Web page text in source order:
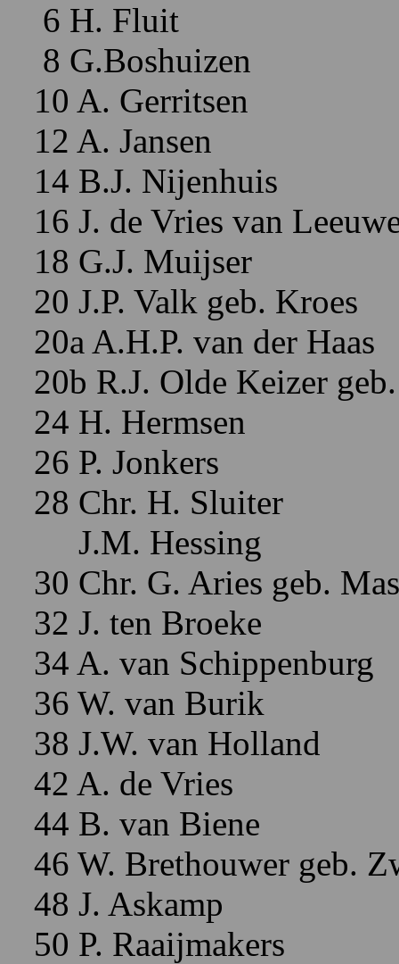
6 H. Fluit
8 G.Boshuizen
10 A. Gerritsen
12 A. Jansen
14 B.J. Nijenhuis
16 J. de Vries van
18 G.J. Muijser
20 J.P. Valk geb. Kroes
20a A.H.P. van der Haas
20b R.J. Olde Keizer
24 H. Hermsen
26 P. Jonkers
28 Chr. H. Sluiter
J.M. Hessing
30 Chr. G. Aries geb.
32 J. ten Broeke
34 A. van Schippenburg
36 W. van Burik
38 J.W. van Holland
42 A. de Vries
44 B. van Biene
46 W. Brethouwer geb.
48 J. Askamp
50 P. Raaijmakers